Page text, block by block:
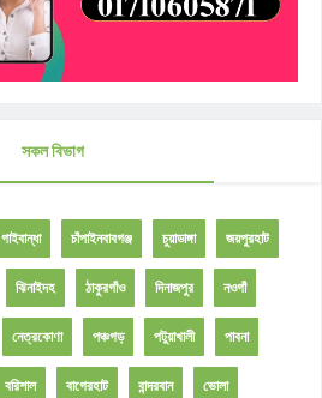
সকল বিভাগ
গাইবান্ধা চাঁপাইনবাবগঞ্জ চুয়াডাঙ্গা জয়পুরহাট
ঝিনাইদহ ঠাকুরগাঁও দিনাজপুর নওগাঁ
নেত্রকোণা পঞ্চগড় পটুয়াখালী পাবনা
বরিশাল বাগেরহাট বান্দরবান ভোলা